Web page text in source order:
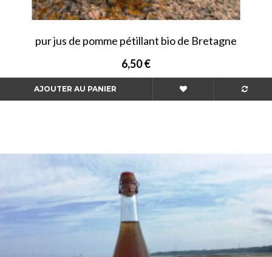
pur jus de pomme pétillant bio de Bretagne
6,50 €
AJOUTER AU PANIER